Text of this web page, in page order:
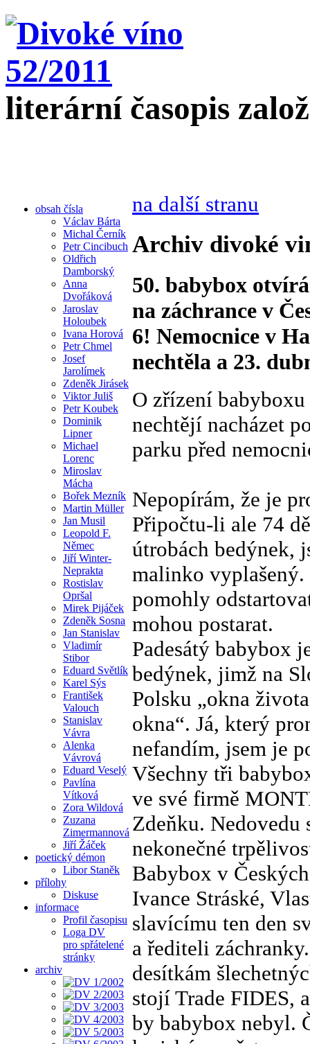
literární časopis
obsah čísla
Václav Bárta
Michal Černík
Petr Cincibuch
Oldřich
Damborský
Anna
Dvořáková
Jaroslav
Holoubek
Ivana Horová
Petr Chmel
Josef
Jarolímek
Zdeněk Jirásek
Viktor Juliš
Petr Koubek
Dominik
Lipner
Michael
Lorenc
Miroslav
Mácha
Bořek Mezník
Martin Müller
Jan Musil
Leopold F.
Němec
Jiří Winter-
Neprakta
Rostislav
Opršal
Mirek Pijáček
Zdeněk Sosna
Jan Stanislav
Vladimír
Stibor
Eduard Světlík
Karel Sýs
František
Valouch
Stanislav
Vávra
Alenka
Vávrová
Eduard Veselý
Pavlína
Vítková
Zora Wildová
Zuzana
Zimermannová
Jiří Žáček
poetický démon
Libor Staněk
přílohy
Diskuse
informace
Profil časopisu
Loga DV
pro spřátelené
stránky
archiv
na další stranu
Archiv divoké
50. babybox
na záchrance v
6! Nemocnice v
nechtěla a 23.
O zřízení
nechtějí nacházet
parku před
Nepopírám, že je
Připočtu-li ale 74
útrobách bedýnek,
malinko vyplašený.
pomohly
mohou postarat.
Padesátý babybox
bedýnek, jimž na
Polsku „okna
okna“. Já, který
nefandím, jsem je
Všechny tři
ve své firmě
Zdeňku. Nedovedu
nekonečné
Babybox v
Ivance Stráské,
slavícímu ten den
a řediteli
desítkám
stojí Trade FIDES,
by babybox nebyl.